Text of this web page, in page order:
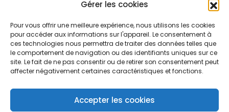
Gérer les cookies
Pour vous offrir une meilleure expérience, nous utilisons les cookies
pour accéder aux informations sur l'appareil. Le consentement à
ces technologies nous permettra de traiter des données telles que
le comportement de navigation ou des identifiants uniques sur ce
site. Le fait de ne pas consentir ou de retirer son consentement peut
affecter négativement certaines caractéristiques et fonctions.
Accepter les cookies
Rejoignez l’équipe
© Azergo 2026 - Tous droits réservés